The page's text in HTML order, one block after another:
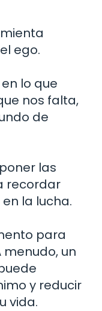
ego.
lo que
nos falta,
de
las
recordar
la lucha.
para
un
y reducir
vida.